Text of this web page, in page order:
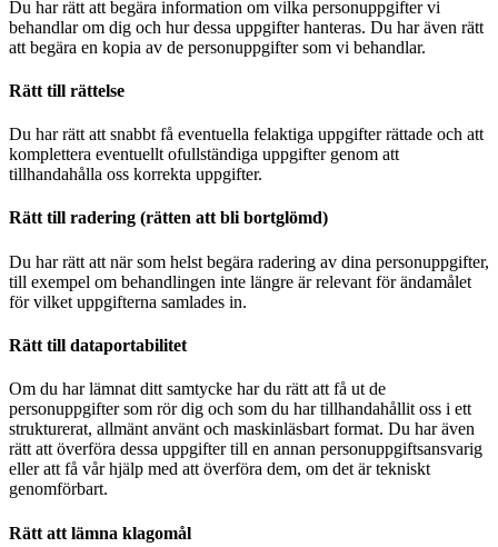
Du har rätt att begära information om vilka personuppgifter vi
behandlar om dig och hur dessa uppgifter hanteras. Du har även rätt
att begära en kopia av de personuppgifter som vi behandlar.
Rätt till rättelse
Du har rätt att snabbt få eventuella felaktiga uppgifter rättade och att
komplettera eventuellt ofullständiga uppgifter genom att
tillhandahålla oss korrekta uppgifter.
Rätt till radering (rätten att bli bortglömd)
Du har rätt att när som helst begära radering av dina personuppgifter,
till exempel om behandlingen inte längre är relevant för ändamålet
för vilket uppgifterna samlades in.
Rätt till dataportabilitet
Om du har lämnat ditt samtycke har du rätt att få ut de
personuppgifter som rör dig och som du har tillhandahållit oss i ett
strukturerat, allmänt använt och maskinläsbart format. Du har även
rätt att överföra dessa uppgifter till en annan personuppgiftsansvarig
eller att få vår hjälp med att överföra dem, om det är tekniskt
genomförbart.
Rätt att lämna klagomål